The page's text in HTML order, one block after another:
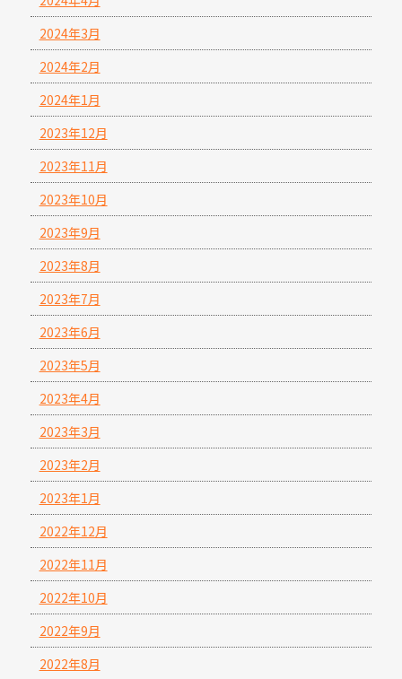
2024年3月
2024年2月
2024年1月
2023年12月
2023年11月
2023年10月
2023年9月
2023年8月
2023年7月
2023年6月
2023年5月
2023年4月
2023年3月
2023年2月
2023年1月
2022年12月
2022年11月
2022年10月
2022年9月
2022年8月